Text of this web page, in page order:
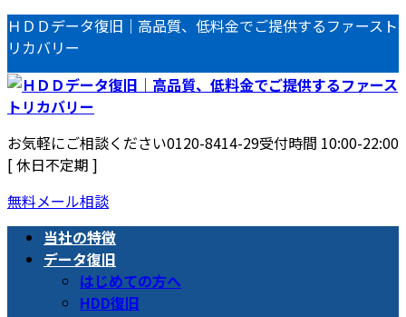
コ
ン
テ
ン
ツ
へ
ス
キ
ッ
プ
ナ
ビ
ゲ
ー
シ
ョ
ン
に
移
動
ＨＤＤデータ復旧｜高品質、低料金でご提供するファースト
リカバリー
お気軽にご相談ください0120-8414-29受付時間 10:00-22:00
[ 休日不定期 ]
無料メール相談
当社の特徴
データ復旧
はじめての方へ
HDD復旧